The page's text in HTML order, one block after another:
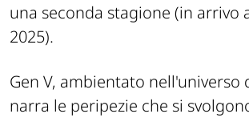
una seconda stagione (in arrivo
2025).
Gen V, ambientato nell'universo
narra le peripezie che si